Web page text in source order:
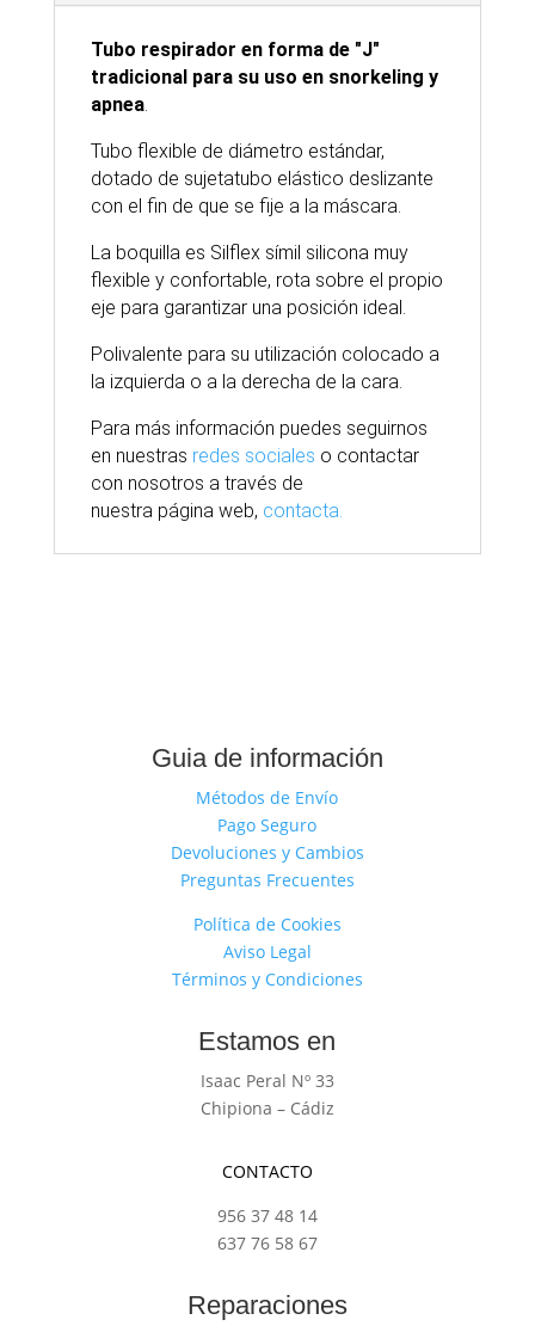
Tubo respirador en forma de "J"
tradicional para su uso en snorkeling y
apnea.
Tubo flexible de diámetro estándar,
dotado de sujetatubo elástico deslizante
con el fin de que se fije a la máscara.
La boquilla es Silflex símil silicona muy
flexible y confortable, rota sobre el propio
eje para garantizar una posición ideal.
Polivalente para su utilización colocado a
la izquierda o a la derecha de la cara.
Para más información puedes seguirnos
en nuestras redes sociales o contactar
con nosotros a través de
nuestra página web, contacta.
Guia de información
Métodos de Envío
Pago Seguro
Devoluciones y Cambios
Preguntas Frecuentes
Política de Cookies
Aviso Legal
Términos y Condiciones
Estamos en
Isaac Peral Nº 33
Chipiona – Cádiz
CONTACTO
956 37 48 14
637 76 58 67
Reparaciones